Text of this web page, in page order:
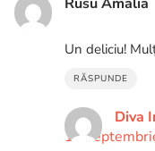
Un deliciu!
RĂSPUNDE
Diva
12